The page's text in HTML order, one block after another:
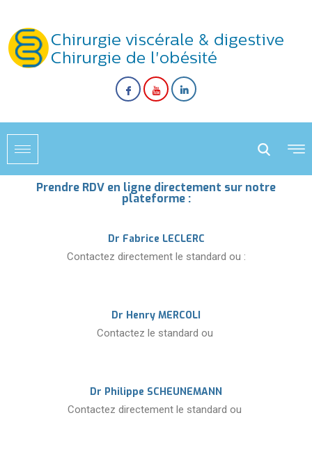
Prendre RDV en ligne directement sur notre
plateforme :
Dr Fabrice LECLERC
Contactez directement le standard ou :
Dr Henry MERCOLI
Contactez le standard ou
Dr Philippe SCHEUNEMANN
Contactez directement le standard ou